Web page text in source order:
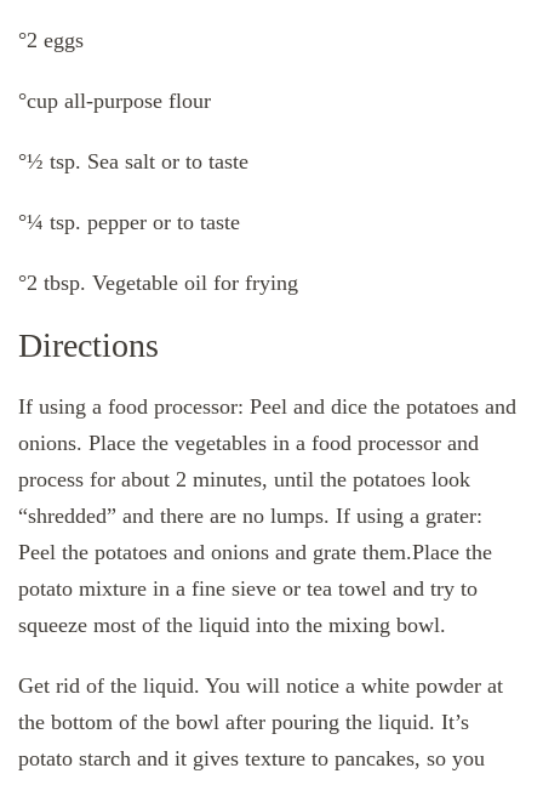
°2 eggs
°cup all-purpose flour
°½ tsp. Sea salt or to taste
°¼ tsp. pepper or to taste
°2 tbsp. Vegetable oil for frying
Directions
If using a food processor: Peel and dice the potatoes and
onions. Place the vegetables in a food processor and
process for about 2 minutes, until the potatoes look
“shredded” and there are no lumps. If using a grater:
Peel the potatoes and onions and grate them.Place the
potato mixture in a fine sieve or tea towel and try to
squeeze most of the liquid into the mixing bowl.
Get rid of the liquid. You will notice a white powder at
the bottom of the bowl after pouring the liquid. It’s
potato starch and it gives texture to pancakes, so you